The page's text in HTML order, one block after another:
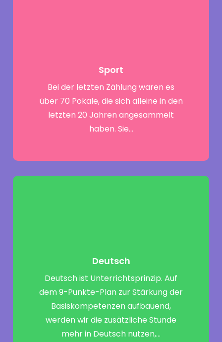
Sport
Bei der letzten Zählung waren es
über 70 Pokale, die sich alleine in den
letzten 20 Jahren angesammelt
haben. Sie…
Deutsch
Deutsch ist Unterrichtsprinzip. Auf
dem 9-Punkte-Plan zur Stärkung der
Basiskompetenzen aufbauend,
werden wir die zusätzliche Stunde
mehr in Deutsch nutzen,…